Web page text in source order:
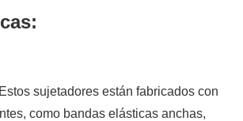
Estos sujetadores están fabricados con
como bandas elásticas anchas,